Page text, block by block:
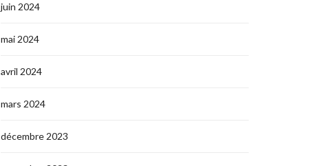
juin 2024
mai 2024
avril 2024
mars 2024
décembre 2023